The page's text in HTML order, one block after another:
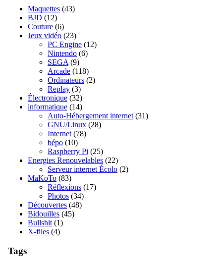
Maquettes (43)
BJD (12)
Couture (6)
Jeux vidéo (23)
PC Engine (12)
Nintendo (6)
SEGA (9)
Arcade (118)
Ordinateurs (2)
Replay (3)
Électronique (32)
informatique (14)
Auto-Hébergement internet (31)
GNU/Linux (28)
Internet (78)
bépo (10)
Raspberry Pi (25)
Energies Renouvelables (22)
Serveur internet Écolo (2)
MaKoTo (83)
Réflexions (17)
Photos (34)
Découvertes (48)
Bidouilles (45)
Bullshit (1)
X-files (4)
Tags